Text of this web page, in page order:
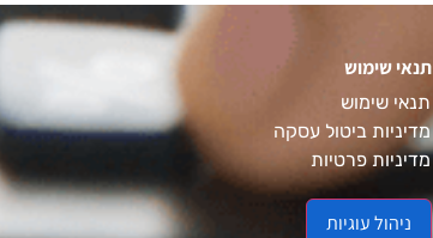
תנאי שימוש
תנאי שימוש
מדיניות ביטול עסקה
מדיניות פרטיות
ניהול עוגיות